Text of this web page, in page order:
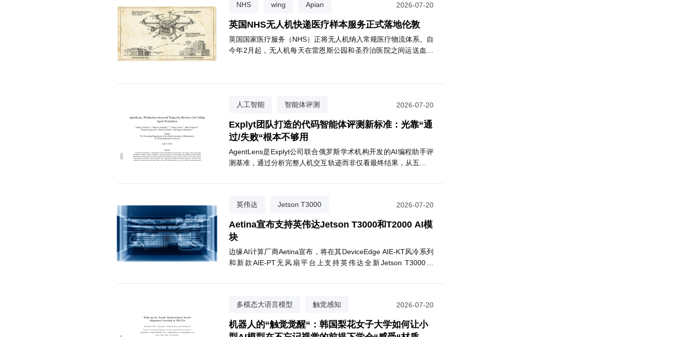
NHS wing Apian 2026-07-20
英国NHS无人机快递医疗样本服务正式落地伦敦
英国国家医疗服务（NHS）正将无人机纳入常规医疗物流体系。自
今年2月起，无人机每天在雷恩斯公园和圣乔治医院之间运送血液
展至圣赫利尔、克罗伊登等多家医院，最终惠及约180万名患者。
人工智能
智能体评测
代码质量评估
2026-07-20
Explyt团队打造的代码智能体评测新标准：光靠“通
过/失败“根本不够用
AgentLens是Explyt公司联合俄罗斯学术机构开发的AI编程助手评
测基准，通过分析完整人机交互轨迹而非仅看最终结果，从五个维
英伟达 Jetson T3000
Aetina
2026-07-20
Aetina宣布支持英伟达Jetson T3000和T2000 AI模
块
边缘AI计算厂商Aetina宣布，将在其DeviceEdge AIE-KT风冷系列
和新款AIE-PT无风扇平台上支持英伟达全新Jetson T3000和
TFLOPS算力，功耗70W；T2000则提供400 FP4 TFLOPS，面向
季度上市，支持Nemotron、Cosmos 3等英伟达AI软件生态。
多模态大语言模型 触觉感知
掩码隔离训练
2026-07-20
机器人的“触觉觉醒“：韩国梨花女子大学如何让小